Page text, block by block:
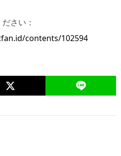
さい：
contents/102594